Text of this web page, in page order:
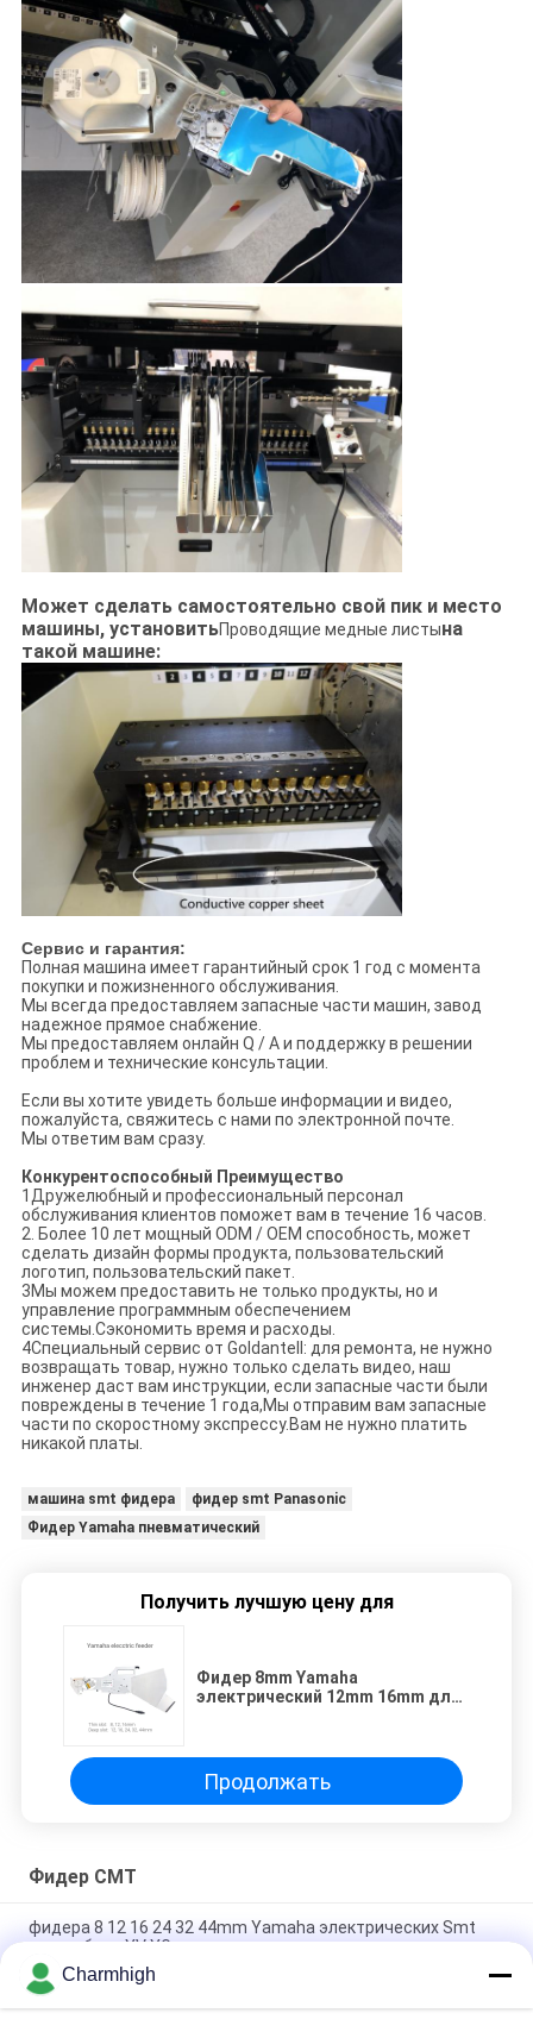
Может сделать самостоятельно свой пик и место
машины, установитьПроводящие медные листына
такой машине:
Сервис и гарантия:
Полная машина имеет гарантийный срок 1 год с момента
покупки и пожизненного обслуживания.
Мы всегда предоставляем запасные части машин, завод
надежное прямое снабжение.
Мы предоставляем онлайн Q / A и поддержку в решении
проблем и технические консультации.
Если вы хотите увидеть больше информации и видео,
пожалуйста, свяжитесь с нами по электронной почте.
Мы ответим вам сразу.
Конкурентоспособный Преимущество
1Дружелюбный и профессиональный персонал
обслуживания клиентов поможет вам в течение 16 часов.
2. Более 10 лет мощный ODM / OEM способность, может
сделать дизайн формы продукта, пользовательский
логотип, пользовательский пакет.
3Мы можем предоставить не только продукты, но и
управление программным обеспечением
системы.Сэкономить время и расходы.
4Специальный сервис от Goldantell: для ремонта, не нужно
возвращать товар, нужно только сделать видео, наш
инженер даст вам инструкции, если запасные части были
повреждены в течение 1 года,Мы отправим вам запасные
части по скоростному экспрессу.Вам не нужно платить
никакой платы.
машина smt фидера
фидер smt Panasonic
Фидер Yamaha пневматический
Получить лучшую цену для
Фидер 8mm Yamaha
электрический 12mm 16mm для
Продолжать
Фидер СМТ
фидера 8 12 16 24 32 44mm Yamaha электрических Smt
для выбора YV YG и машины места
Фидер 8 Yamaha электрический 12 16 24mm для выбора
DIY и машины места, машины Charmhigh SMT
Charmhigh